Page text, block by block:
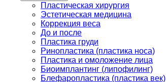
Пластическая хирургия
Эстетическая медицина
Коррекция веса
До и после
Пластика груди
Ринопластика (пластика носа)
Пластика и омоложение лица
Биоимплантинг (липофилинг)
Блефаропластика (пластика век)